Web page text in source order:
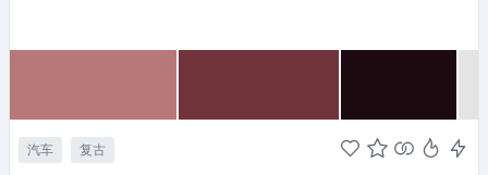
汽车 复古